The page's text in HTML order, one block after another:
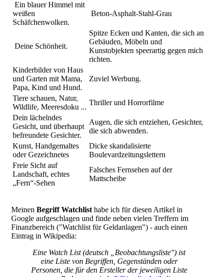
Ein blauer Himmel mit
weißen
Schäfchenwolken.
Beton-Asphalt-Stahl-Grau
Deine Schönheit.
Spitze Ecken und Kanten, die sich an
Gebäuden, Möbeln und
Kunstobjekten speerartig gegen mich
richten.
Kinderbilder von Haus
und Garten mit Mama,
Papa, Kind und Hund.
Zuviel Werbung.
Tiere schauen, Natur,
Wildlife, Meeresdoku ...
Thriller und Horrorfilme
Dein lächelndes
Gesicht, und überhaupt
befreundete Gesichter.
Augen, die sich entziehen, Gesichter,
die sich abwenden.
Kunst, Handgemaltes
oder Gezeichnetes
Dicke skandalisierte
Boulevardzeitungslettern
Freie Sicht auf
Landschaft, echtes
„Fern“-Sehen
Falsches Fernsehen auf der
Mattscheibe
Meinen Begriff Watchlist habe ich für diesen Artikel in
Google aufgeschlagen und finde neben vielen Treffern im
Finanzbereich ("Watchlist für Geldanlagen") - auch einen
Eintrag in Wikipedia:
Eine Watch List (deutsch „Beobachtungsliste") ist
eine Liste von Begriffen, Gegenständen oder
Personen, die für den Ersteller der jeweiligen Liste